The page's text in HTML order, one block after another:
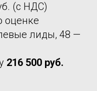
(с НДС)
оценке
лиды, 48 —
216 500 руб.